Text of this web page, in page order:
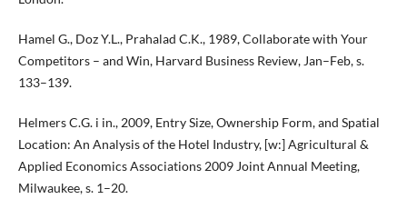
Hamel G., Doz Y.L., Prahalad C.K., 1989, Collaborate with Your
Competitors – and Win, Harvard Business Review, Jan–Feb, s.
133–139.
Helmers C.G. i in., 2009, Entry Size, Ownership Form, and Spatial
Location: An Analysis of the Hotel Industry, [w:] Agricultural &
Applied Economics Associations 2009 Joint Annual Meeting,
Milwaukee, s. 1–20.